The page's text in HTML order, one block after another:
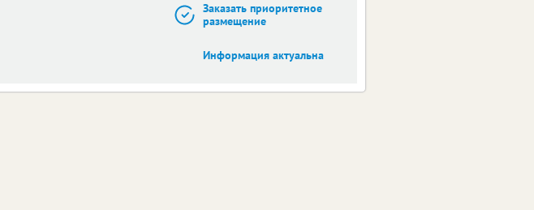
Заказать приоритетное
размещение
Информация актуальна